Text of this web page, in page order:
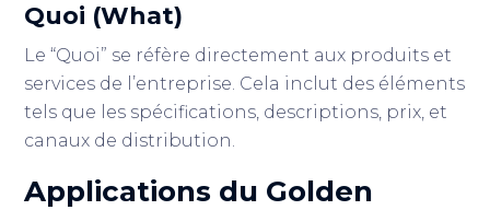
Quoi (What)
Le “Quoi” se réfère directement aux produits et
services de l’entreprise. Cela inclut des éléments
tels que les spécifications, descriptions, prix, et
canaux de distribution.
Applications du Golden